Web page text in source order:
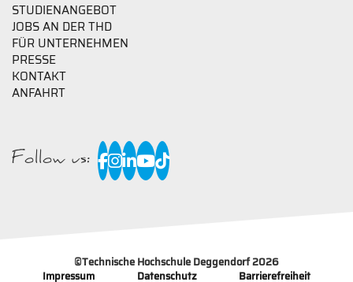
STUDIENANGEBOT
JOBS AN DER THD
FÜR UNTERNEHMEN
PRESSE
KONTAKT
ANFAHRT
Follow us:
©Technische Hochschule Deggendorf 2026
Impressum
Datenschutz Barrierefreiheit